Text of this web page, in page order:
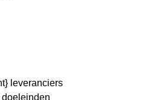
leveranciers
doeleinden